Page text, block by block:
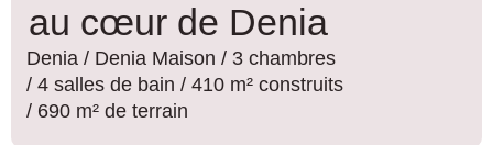
au cœur de Denia
Denia / Denia Maison / 3 chambres
/ 4 salles de bain / 410 m² construits
/ 690 m² de terrain